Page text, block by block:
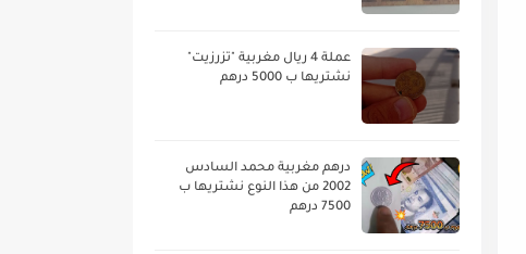
عملة 4 ريال مغربية "تزرزيت"
نشتريها ب 5000 درهم
درهم مغربية محمد السادس
2002 من هذا النوع نشتريها ب
7500 درهم